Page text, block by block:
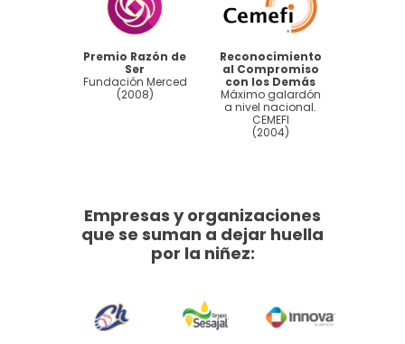
Premio Razón de
Ser
Fundación Merced
(2008)
Reconocimiento
al Compromiso
con los Demás
Máximo galardón
a nivel nacional.
CEMEFI
(2004)
Empresas y organizaciones
que se suman a dejar huella
por la niñez: